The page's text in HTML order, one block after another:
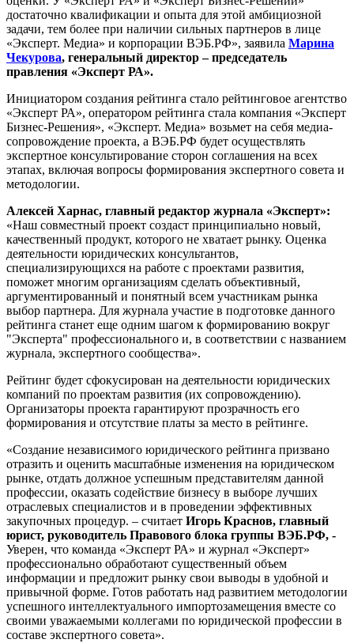
достаточно квалификации и опыта для этой амбициозной
задачи, тем более при наличии сильных партнеров в лице
«Эксперт. Медиа» и корпорации ВЭБ.РФ», заявила Марина
Чекурова, генеральный директор – председатель
правления «Эксперт РА».
Инициатором создания рейтинга стало рейтинговое агентство
«Эксперт РА», оператором рейтинга стала компания «Эксперт
Бизнес-Решения», «Эксперт. Медиа» возьмет на себя медиа-
сопровождение проекта, а ВЭБ.РФ будет осуществлять
экспертное консультирование сторон соглашения на всех
этапах, включая вопросы формирования экспертного совета и
методологии.
Алексей Харнас, главный редактор журнала «Эксперт»:
«Наш совместный проект создаст принципиально новый,
качественный продукт, которого не хватает рынку. Оценка
деятельности юридических консультантов,
специализирующихся на работе с проектами развития,
поможет многим организациям сделать объективный,
аргументированный и понятный всем участникам рынка
выбор партнера. Для журнала участие в подготовке данного
рейтинга станет еще одним шагом к формированию вокруг
"Эксперта" профессионального и, в соответствии с названием
журнала, экспертного сообщества».
Рейтинг будет сфокусирован на деятельности юридических
компаний по проектам развития (их сопровождению).
Организаторы проекта гарантируют прозрачность его
формирования и отсутствие платы за место в рейтинге.
«Создание независимого юридического рейтинга призвано
отразить и оценить масштабные изменения на юридическом
рынке, отдать должное успешным представителям данной
профессии, оказать содействие бизнесу в выборе лучших
отраслевых специалистов и в проведении эффективных
закупочных процедур. – считает Игорь Краснов, главный
юрист, руководитель Правового блока группы ВЭБ.РФ, -
Уверен, что команда «Эксперт РА» и журнал «Эксперт»
профессионально обработают существенный объем
информации и предложит рынку свои выводы в удобной и
привычной форме. Готов работать над развитием методологии
успешного интеллектуального импортозамещения вместе со
своими уважаемыми коллегами по юридической профессии в
составе экспертного совета».